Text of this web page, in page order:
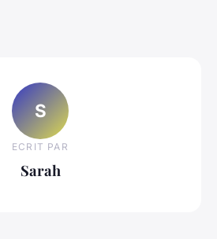
S
ECRIT PAR
Sarah